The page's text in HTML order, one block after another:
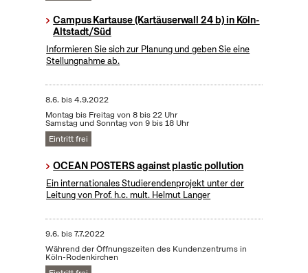
Campus Kartause (Kartäuserwall 24 b) in Köln-
Altstadt/Süd
Informieren Sie sich zur Planung und geben Sie eine
Stellungnahme ab.
8.6. bis4.9.2022
Montag bis Freitag von 8 bis 22 Uhr
Samstag und Sonntag von 9 bis 18 Uhr
Eintritt frei
OCEAN POSTERS against plastic pollution
Ein internationales Studierendenprojekt unter der
Leitung von Prof. h.c. mult. Helmut Langer
9.6. bis7.7.2022
Während der Öffnungszeiten des Kundenzentrums in
Köln-Rodenkirchen